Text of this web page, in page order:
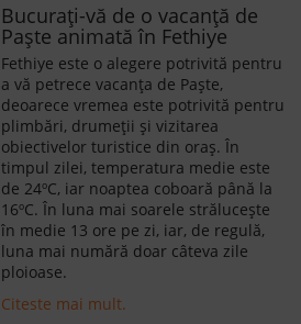
Bucurați-vă de o vacanță de
Paște animată în Fethiye
Fethiye este o alegere potrivită pentru
a vă petrece vacanța de Paște,
deoarece vremea este potrivită pentru
plimbări, drumeții și vizitarea
obiectivelor turistice din oraș. În
timpul zilei, temperatura medie este
de 24ºC, iar noaptea coboară până la
16ºC. În luna mai soarele strălucește
în medie 13 ore pe zi, iar, de regulă,
luna mai numără doar câteva zile
ploioase.
Citeste mai mult.